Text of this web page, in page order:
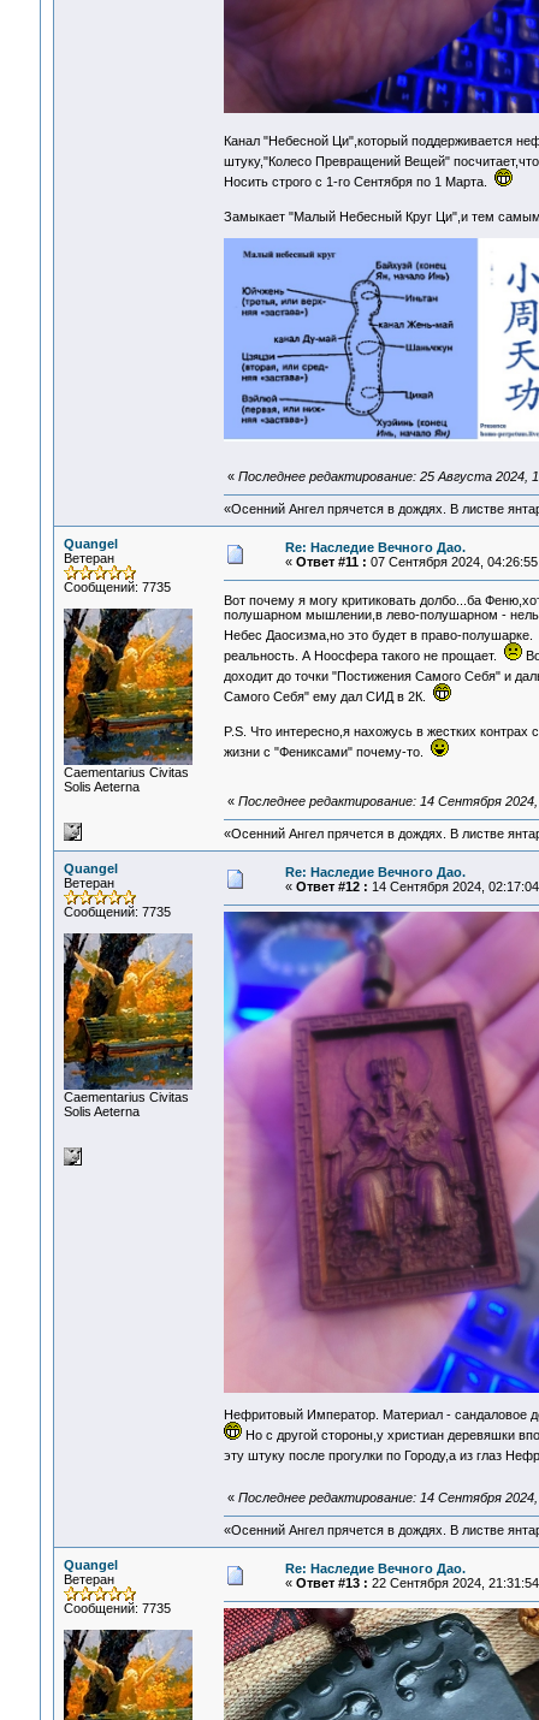
Канал "Небесной Ци",который поддерживается
штуку,"Колесо Превращений Вещей"
Носить строго с 1-го Сентября по 1 Марта.
Замыкает "Малый Небесный Круг Ци",и тем
« Последнее редактирование: 25 Августа 2024,
«Осенний Ангел прячется в дождях. В листве
Quangel
Ветеран
Сообщений: 7735
Сaementarius Civitas
Solis Aeterna
Re: Наследие Вечного Дао.
« Ответ #11 : 07 Сентября 2024,
Вот почему я могу критиковать долбо...ба
полушарном мышлении,в лево-полушарном -
Небес Даосизма,но это будет в право-полушарке.
реальность. А Ноосфера такого не прощает.
доходит до точки "Постижения Самого Себя" и
Самого Себя" ему дал СИД в 2К.
P.S. Что интересно,я нахожусь в жестких
жизни с "Фениксами" почему-то.
« Последнее редактирование: 14 Сентября
«Осенний Ангел прячется в дождях. В листве
Quangel
Ветеран
Сообщений: 7735
Сaementarius Civitas
Solis Aeterna
Re: Наследие Вечного Дао.
« Ответ #12 : 14 Сентября 2024,
Нефритовый Император. Материал - сандаловое
Но с другой стороны,у христиан деревяшки
эту штуку после прогулки по Городу,а из глаз
« Последнее редактирование: 14 Сентября
«Осенний Ангел прячется в дождях. В листве
Quangel
Ветеран
Сообщений: 7735
Re: Наследие Вечного Дао.
« Ответ #13 : 22 Сентября 2024,